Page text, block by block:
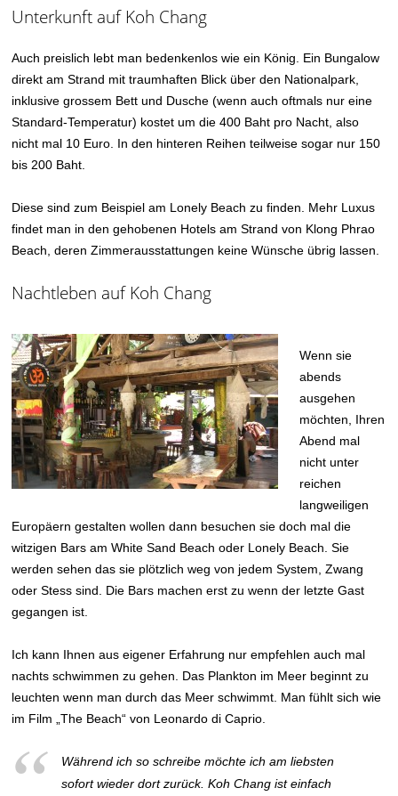
Unterkunft auf Koh Chang
Auch preislich lebt man bedenkenlos wie ein König. Ein Bungalow
direkt am Strand mit traumhaften Blick über den Nationalpark,
inklusive grossem Bett und Dusche (wenn auch oftmals nur eine
Standard-Temperatur) kostet um die 400 Baht pro Nacht, also
nicht mal 10 Euro. In den hinteren Reihen teilweise sogar nur 150
bis 200 Baht.
Diese sind zum Beispiel am Lonely Beach zu finden. Mehr Luxus
findet man in den gehobenen Hotels am Strand von Klong Phrao
Beach, deren Zimmerausstattungen keine Wünsche übrig lassen.
Nachtleben auf Koh Chang
Wenn sie
abends
ausgehen
möchten, Ihren
Abend mal
nicht unter
reichen
langweiligen
Europäern gestalten wollen dann besuchen sie doch mal die
witzigen Bars am White Sand Beach oder Lonely Beach. Sie
werden sehen das sie plötzlich weg von jedem System, Zwang
oder Stess sind. Die Bars machen erst zu wenn der letzte Gast
gegangen ist.
Ich kann Ihnen aus eigener Erfahrung nur empfehlen auch mal
nachts schwimmen zu gehen. Das Plankton im Meer beginnt zu
leuchten wenn man durch das Meer schwimmt. Man fühlt sich wie
im Film „The Beach“ von Leonardo di Caprio.
Während ich so schreibe möchte ich am liebsten
sofort wieder dort zurück. Koh Chang ist einfach